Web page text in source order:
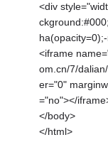
<div
<iframe
om.cn/7/
er="0"
="no"></
</body>
</html>